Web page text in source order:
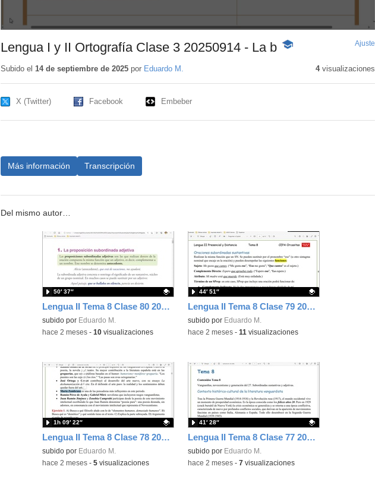
Lengua I y II Ortografía Clase 3 20250914 - La b -
educativo
Ajuste
Subido el 14 de septiembre de 2025por Eduardo M. 4visualizaciones
X (Twitter) Facebook Embeber
Más información Transcripción
Del mismo autor…
Lengua II Tema 8 Clase 80 20260531 - Oraciones subordinadas adjetivas o de relativo
Contenido educativo.
subido por Eduardo M.
50′ 37″
-hace 2 meses- 10visualizaciones
Lengua II Tema 8 Clase 79 20260520 - Oraciones subordinadas sustantivas
Contenido educativo.
subido por Eduardo M.
44′ 51″
-hace 2 meses- 11 visualizaciones
Lengua II Tema 8 Clase 78 20260520 - Generación del 27
Contenido educativo.
subido por Eduardo M.
1h 09′ 22″
-hace 2 meses- 5visualizaciones
Lengua II Tema 8 Clase 77 20260520 - Vanguardias y generación del 14
Contenido educativo.
subido por Eduardo M.
41′ 28″
-hace 2 meses- 7 visualizaciones